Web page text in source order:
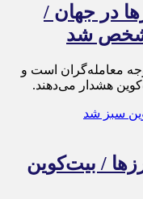
در جهان /
مشخص شد
معامله‌گران است و
هشدار می‌دهند.
/ بیت‌کوین